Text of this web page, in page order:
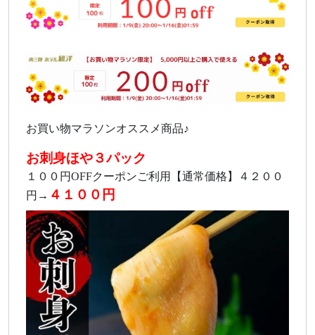
お買い物マラソンオススメ商品♪
お刺身ほや３パック
１００円OFFクーポンご利用【通常価格】４２００
円→ ４１００円